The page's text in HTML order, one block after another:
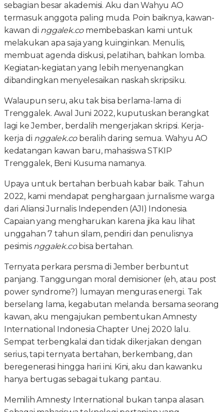
sebagian besar akademisi. Aku dan Wahyu AO
termasuk anggota paling muda. Poin baiknya, kawan-
kawan di nggalek.comembebaskan kami untuk
melakukan apa saja yang kuinginkan. Menulis,
membuat agenda diskusi, pelatihan, bahkan lomba.
Kegiatan-kegiatan yang lebih menyenangkan
dibandingkan menyelesaikan naskah skripsiku.
Walaupun seru, aku tak bisa berlama-lama di
Trenggalek. Awal Juni 2022, kuputuskan berangkat
lagi ke Jember, berdalih mengerjakan skripsi. Kerja-
kerja di nggalek.coberalih daring semua. Wahyu AO
kedatangan kawan baru, mahasiswa STKIP
Trenggalek, Beni Kusuma namanya.
Upaya untuk bertahan berbuah kabar baik. Tahun
2022, kami mendapat penghargaan jurnalisme warga
dari Aliansi Jurnalis Independen (AJI) Indonesia.
Capaian yang mengharukan karena jika kau lihat
unggahan 7 tahun silam, pendiri dan penulisnya
pesimis nggalek.cobisa bertahan.
Ternyata perkara persma di Jember berbuntut
panjang. Tanggungan moral demisioner (eh, atau post
power syndrome?) lumayan menguras energi. Tak
berselang lama, kegabutan melanda. bersama seorang
kawan, aku mengajukan pembentukan Amnesty
International Indonesia Chapter Unej 2020 lalu.
Sempat terbengkalai dan tidak dikerjakan dengan
serius, tapi ternyata bertahan, berkembang, dan
beregenerasi hingga hari ini. Kini, aku dan kawanku
hanya bertugas sebagai tukang pantau.
Memilih Amnesty International bukan tanpa alasan.